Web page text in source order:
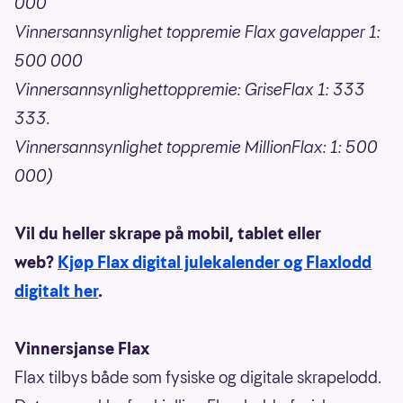
Vinnersannsynlighet toppremie Flax gavelapper 1:
500 000
Vinnersannsynlighettoppremie: GriseFlax 1: 333
333.
Vinnersannsynlighet toppremie MillionFlax: 1: 500
000)
Vil du heller skrape på mobil, tablet eller
web? Kjøp Flax digital julekalender og Flaxlodd
digitalt her.
Vinnersjanse Flax
Flax tilbys både som fysiske og digitale skrapelodd.